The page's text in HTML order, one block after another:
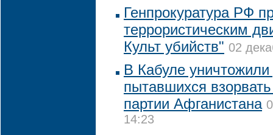
Генпрокуратура РФ
террористическим
Культ убийств" 02
В Кабуле уничтожили
пытавшихся
партии Афганистана
14:23